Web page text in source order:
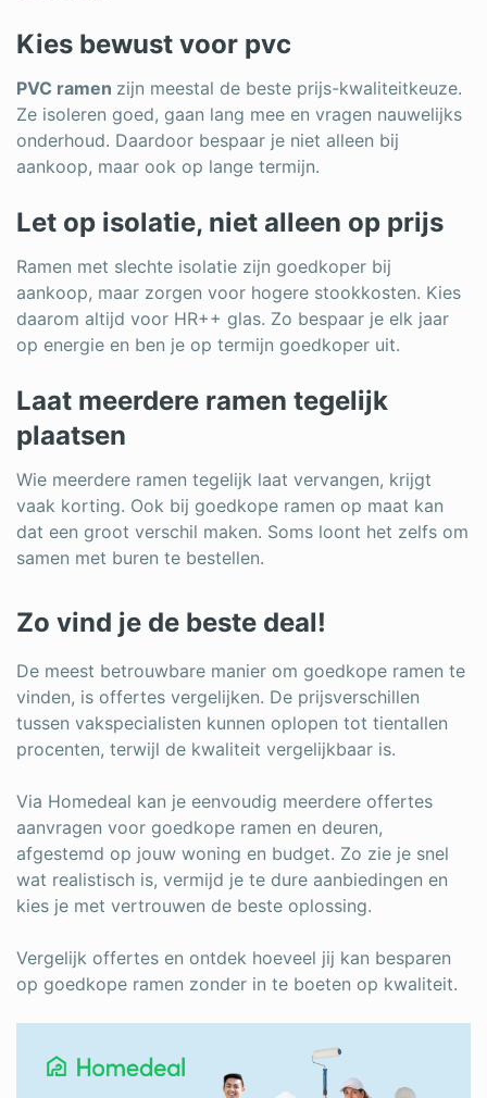
Kies bewust voor pvc
PVC ramen zijn meestal de beste prijs-kwaliteitkeuze.
Ze isoleren goed, gaan lang mee en vragen nauwelijks
onderhoud. Daardoor bespaar je niet alleen bij
aankoop, maar ook op lange termijn.
Let op isolatie, niet alleen op prijs
Ramen met slechte isolatie zijn goedkoper bij
aankoop, maar zorgen voor hogere stookkosten. Kies
daarom altijd voor HR++ glas. Zo bespaar je elk jaar
op energie en ben je op termijn goedkoper uit.
Laat meerdere ramen tegelijk
plaatsen
Wie meerdere ramen tegelijk laat vervangen, krijgt
vaak korting. Ook bij goedkope ramen op maat kan
dat een groot verschil maken. Soms loont het zelfs om
samen met buren te bestellen.
Zo vind je de beste deal!
De meest betrouwbare manier om goedkope ramen te
vinden, is offertes vergelijken. De prijsverschillen
tussen vakspecialisten kunnen oplopen tot tientallen
procenten, terwijl de kwaliteit vergelijkbaar is.
Via Homedeal kan je eenvoudig meerdere offertes
aanvragen voor goedkope ramen en deuren,
afgestemd op jouw woning en budget. Zo zie je snel
wat realistisch is, vermijd je te dure aanbiedingen en
kies je met vertrouwen de beste oplossing.
Vergelijk offertes en ontdek hoeveel jij kan besparen
op goedkope ramen zonder in te boeten op kwaliteit.